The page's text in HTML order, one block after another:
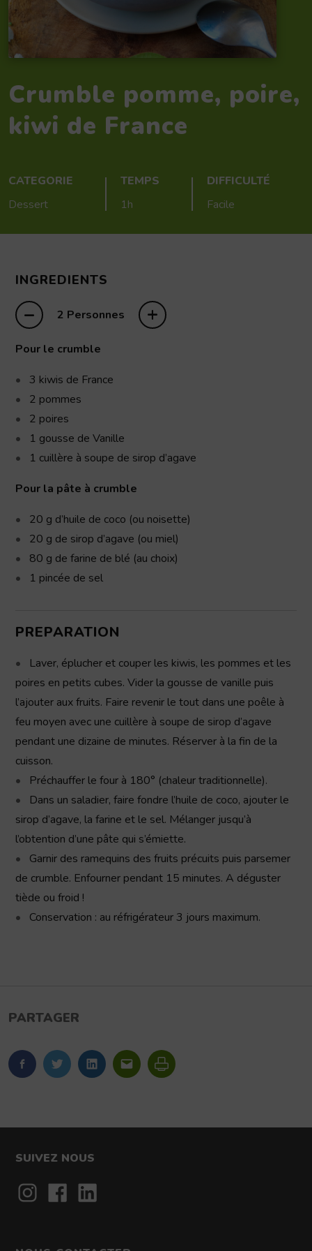
Crumble pomme, poire,
kiwi de France
CATEGORIE
Dessert
TEMPS
1h
DIFFICULTÉ
Facile
INGREDIENTS
– 2 Personnes +
Pour le crumble
3 kiwis de France
2 pommes
2 poires
1 gousse de Vanille
1 cuillère à soupe de sirop d’agave
Pour la pâte à crumble
20 g d’huile de coco (ou noisette)
20 g de sirop d’agave (ou miel)
80 g de farine de blé (au choix)
1 pincée de sel
PREPARATION
Laver, éplucher et couper les kiwis, les pommes et les
poires en petits cubes. Vider la gousse de vanille puis
l’ajouter aux fruits. Faire revenir le tout dans une poêle à
feu moyen avec une cuillère à soupe de sirop d’agave
pendant une dizaine de minutes. Réserver à la fin de la
cuisson.
Préchauffer le four à 180° (chaleur traditionnelle).
Dans un saladier, faire fondre l’huile de coco, ajouter le
sirop d’agave, la farine et le sel. Mélanger jusqu’à
l’obtention d’une pâte qui s’émiette.
Garnir des ramequins des fruits précuits puis parsemer
de crumble. Enfourner pendant 15 minutes. A déguster
tiède ou froid !
Conservation : au réfrigérateur 3 jours maximum.
PARTAGER
FaceBookTwitterLinkedIn Imprimer
SUIVEZ NOUS